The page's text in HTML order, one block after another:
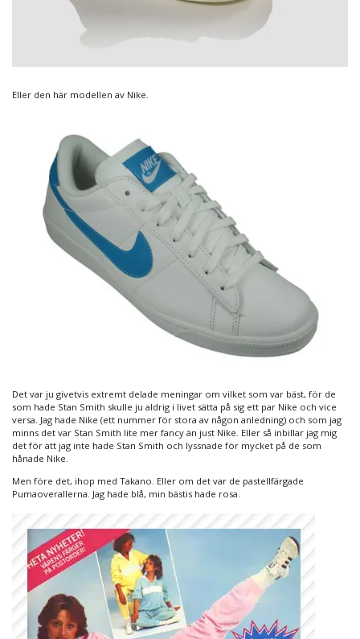
Eller den här modellen av Nike.
Det var ju givetvis extremt delade meningar om vilket som var bäst, för de
som hade Stan Smith skulle ju aldrig i livet sätta på sig ett par Nike och vice
versa. Jag hade Nike (ett nummer för stora av någon anledning) och som jag
minns det var Stan Smith lite mer fancy än just Nike. Eller så inbillar jag mig
det för att jag inte hade Stan Smith och lyssnade för mycket på de som
hånade Nike.
Men före det, ihop med Takano. Eller om det var de pastellfärgade
Pumaoverallerna. Jag hade blå, min bästis hade rosa.